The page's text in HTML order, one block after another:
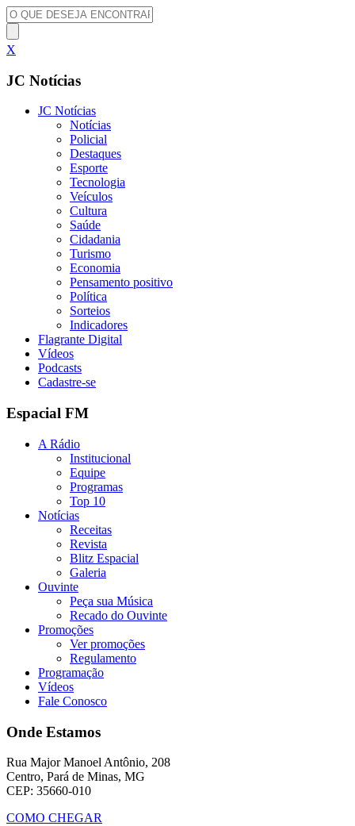
X
JC Notícias
JC Notícias
Notícias
Policial
Destaques
Esporte
Tecnologia
Veículos
Cultura
Saúde
Cidadania
Turismo
Economia
Pensamento positivo
Política
Sorteios
Indicadores
Flagrante Digital
Vídeos
Podcasts
Cadastre-se
Espacial FM
A Rádio
Institucional
Equipe
Programas
Top 10
Notícias
Receitas
Revista
Blitz Espacial
Galeria
Ouvinte
Peça sua Música
Recado do Ouvinte
Promoções
Ver promoções
Regulamento
Programação
Vídeos
Fale Conosco
Onde Estamos
Rua Major Manoel Antônio, 208
Centro, Pará de Minas, MG
CEP: 35660-010
COMO CHEGAR